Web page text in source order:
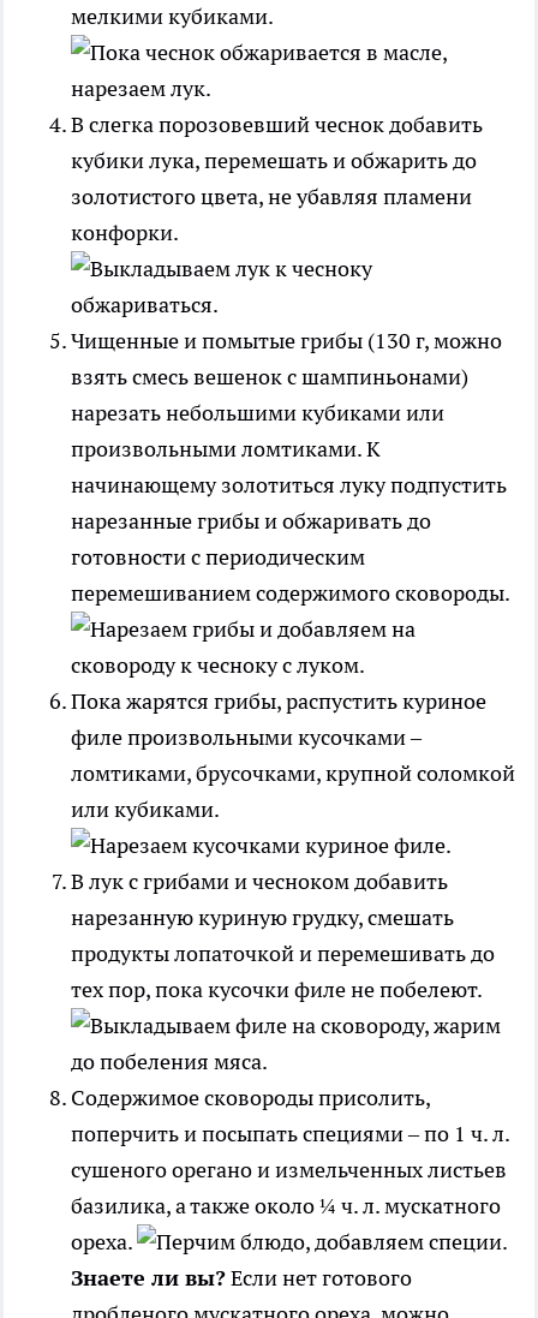
мелкими кубиками.
В слегка порозовевший чеснок добавить
кубики лука, перемешать и обжарить до
золотистого цвета, не убавляя пламени
конфорки.
Чищенные и помытые грибы (130 г, можно
взять смесь вешенок с шампиньонами)
нарезать небольшими кубиками или
произвольными ломтиками. К
начинающему золотиться луку подпустить
нарезанные грибы и обжаривать до
готовности с периодическим
перемешиванием содержимого сковороды.
Пока жарятся грибы, распустить куриное
филе произвольными кусочками –
ломтиками, брусочками, крупной соломкой
или кубиками.
В лук с грибами и чесноком добавить
нарезанную куриную грудку, смешать
продукты лопаточкой и перемешивать до
тех пор, пока кусочки филе не побелеют.
Содержимое сковороды присолить,
поперчить и посыпать специями – по 1 ч. л.
сушеного орегано и измельченных листьев
базилика, а также около ¼ ч. л. мускатного
ореха.
Знаете ли вы?Если нет готового